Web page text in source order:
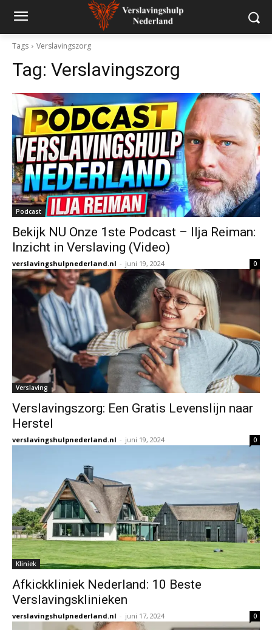
Tags Verslavingszorg
Tag: Verslavingszorg
Podcast
Bekijk NU Onze 1ste Podcast – Ilja Reiman:
Inzicht in Verslaving (Video)
verslavingshulpnederland.nl - juni 19, 2024 0
Verslaving
Verslavingszorg: Een Gratis Levenslijn naar
Herstel
verslavingshulpnederland.nl - juni 19, 2024 0
Kliniek
Afkickkliniek Nederland: 10 Beste
Verslavingsklinieken
verslavingshulpnederland.nl - juni 17, 2024 0